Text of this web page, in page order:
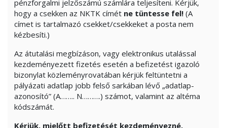
pénzforgalmi jelzőszámú számlára teljesíteni. Kérjük,
hogy a csekken az NKTK címét ne tüntesse fel! (A
címet is tartalmazó csekket/csekkeket a posta nem
kézbesíti.)
Az átutalási megbízáson, vagy elektronikus utalással
kezdeményezett fizetés esetén a befizetést igazoló
bizonylat közleményrovatában kérjük feltüntetni a
pályázati adatlap jobb felső sarkában lévő „adatlap-
azonosító” (A…….. N……….) számot, valamint az altéma
kódszámát.
Kérjük, mielőtt befizetését kezdeményezné,